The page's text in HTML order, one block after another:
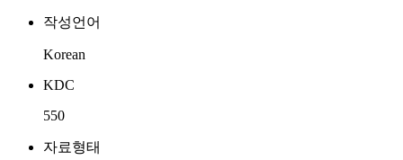
작성언어
Korean
KDC
550
자료형태